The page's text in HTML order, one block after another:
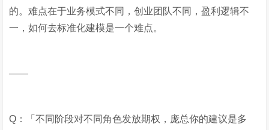
的。难点在于业务模式不同，创业团队不同，盈利逻辑不
一，如何去标准化建模是一个难点。
——
Q：「不同阶段对不同角色发放期权，庞总你的建议是多